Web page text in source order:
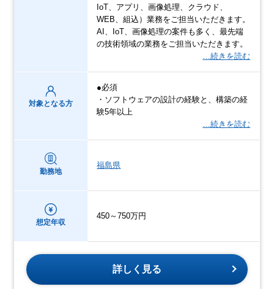
IoT、アプリ、画像処理、クラウド、
WEB、組込）業務をご担当いただきます。
AI、IoT、画像処理の案件も多く、最先端
の技術領域の業務をご担当いただきます。
…続きを読む
対象となる方
●必須
・ソフトウェアの設計の経験と、構築の経
験5年以上
…続きを読む
勤務地
福島県
想定年収
450～750万円
詳しく見る